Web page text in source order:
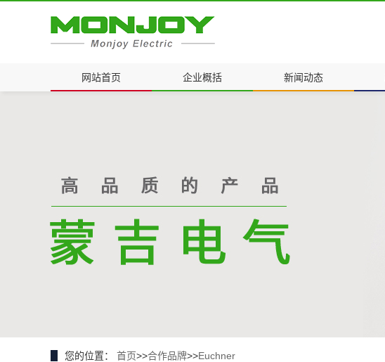
网站首页 企业概括 新闻动态
您的位置： 首页>>合作品牌>>Euchner